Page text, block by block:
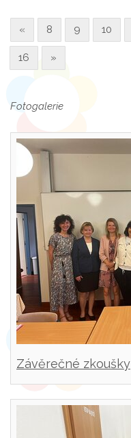
« 8 9 10
16 »
Fotogalerie
Závěrečné zkoušky